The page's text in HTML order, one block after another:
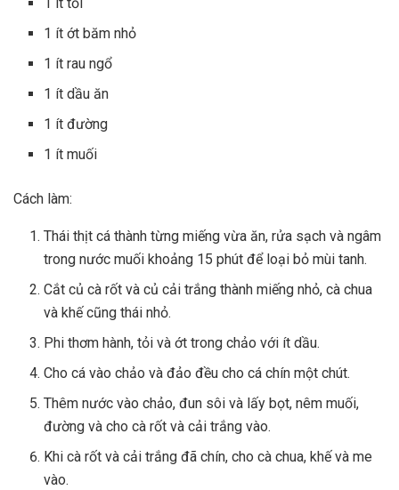
1 ít ớt băm nhỏ
1 ít rau ngổ
1 ít dầu ăn
1 ít đường
1 ít muối
Cách làm:
Thái thịt cá thành từng miếng vừa ăn, rửa sạch và ngâm
trong nước muối khoảng 15 phút để loại bỏ mùi tanh.
Cắt củ cà rốt và củ cải trắng thành miếng nhỏ, cà chua
và khế cũng thái nhỏ.
Phi thơm hành, tỏi và ớt trong chảo với ít dầu.
Cho cá vào chảo và đảo đều cho cá chín một chút.
Thêm nước vào chảo, đun sôi và lấy bọt, nêm muối,
đường và cho cà rốt và cải trắng vào.
Khi cà rốt và cải trắng đã chín, cho cà chua, khế và me
vào.